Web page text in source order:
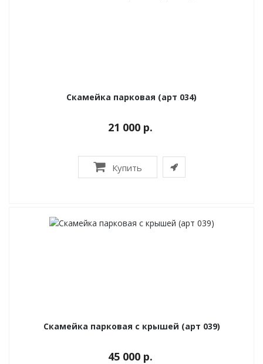
Скамейка парковая (арт 034)
21 000 р.
Купить
Скамейка парковая с крышей (арт 039)
45 000 р.